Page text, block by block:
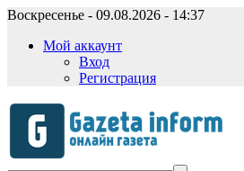
Воскресенье - 09.08.2026 - 14:37
Мой аккаунт
Вход
Регистрация